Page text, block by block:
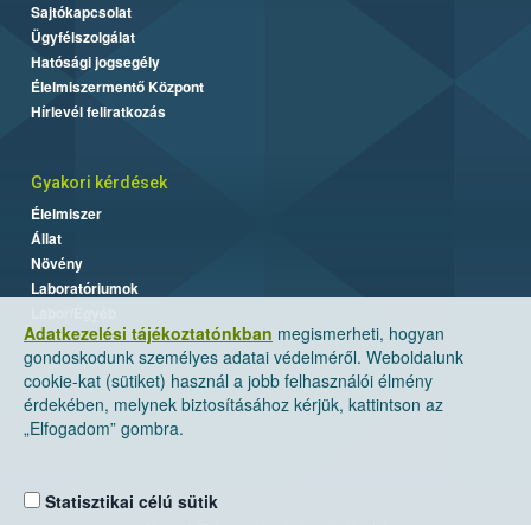
Adatkezelési tájékoztatónkban megismerheti, hogyan
gondoskodunk személyes adatai védelméről. Weboldalunk
cookie-kat (sütiket) használ a jobb felhasználói élmény
érdekében, melynek biztosításához kérjük, kattintson az
„Elfogadom” gombra.
Statisztikai célú sütik
Sajtókapcsolat
Ügyfélszolgálat
Hatósági jogsegély
Élelmiszermentő Központ
Hírlevél feliratkozás
Gyakori kérdések
Élelmiszer
Állat
Növény
Laboratóriumok